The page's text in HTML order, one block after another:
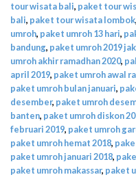
tour wisata bali, paket tour
bali, paket tour wisata lombok,
umroh, paket umroh 13 hari,
bandung, paket umroh 2019
umroh akhir ramadhan 2020,
april 2019, paket umroh awal
paket umroh bulan januari,
desember, paket umroh
banten, paket umroh diskon
februari 2019, paket umroh
paket umroh hemat 2018,
paket umroh januari 2018,
paket umroh makassar, paket